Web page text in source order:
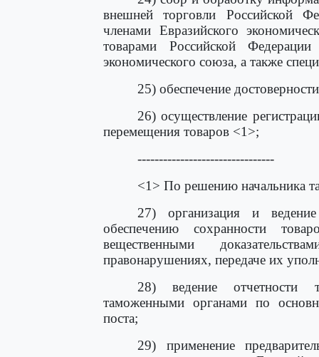
внешней торговли Российской
членами Евразийского
товарами Российской
экономического союза, а также
25) обеспечение
26) осуществление
перемещения товаров <1>;
--------------------------------
<1> По решению начальника
27) организация и
обеспечению сохранности
вещественными
правонарушениях, передаче их
28) ведение отчетности
таможенными органами по
поста;
29) применение